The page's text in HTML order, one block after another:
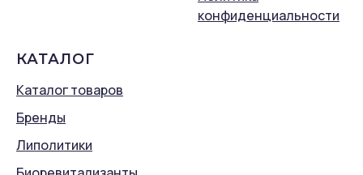
конфиденциальности
КАТАЛОГ
Каталог товаров
Бренды
Липолитики